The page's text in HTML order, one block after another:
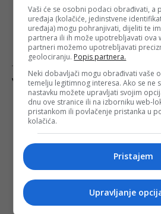
Više na istu temu
Dodik žestoko
napao Heleza zbog
Vučića: “Zukan je
odlično ime za
konja”
Vaši će se osobni podaci obrađivati, a
uređaja (kolačiće, jedinstvene
uređaja) mogu pohranjivati, dijeliti te
partnera ili ih može upotrebljavati ova
partneri možemo upotrebljavati
geolociranju. Popis partnera.
Neki dobavljači mogu obrađivati vaše
temelju legitimnog interesa. Ako se ne
nastavku možete upravljati svojim
dnu ove stranice ili na izborniku web-
pristankom ili povlačenje pristanka u
kolačića.
Pristajem
Upravljanje